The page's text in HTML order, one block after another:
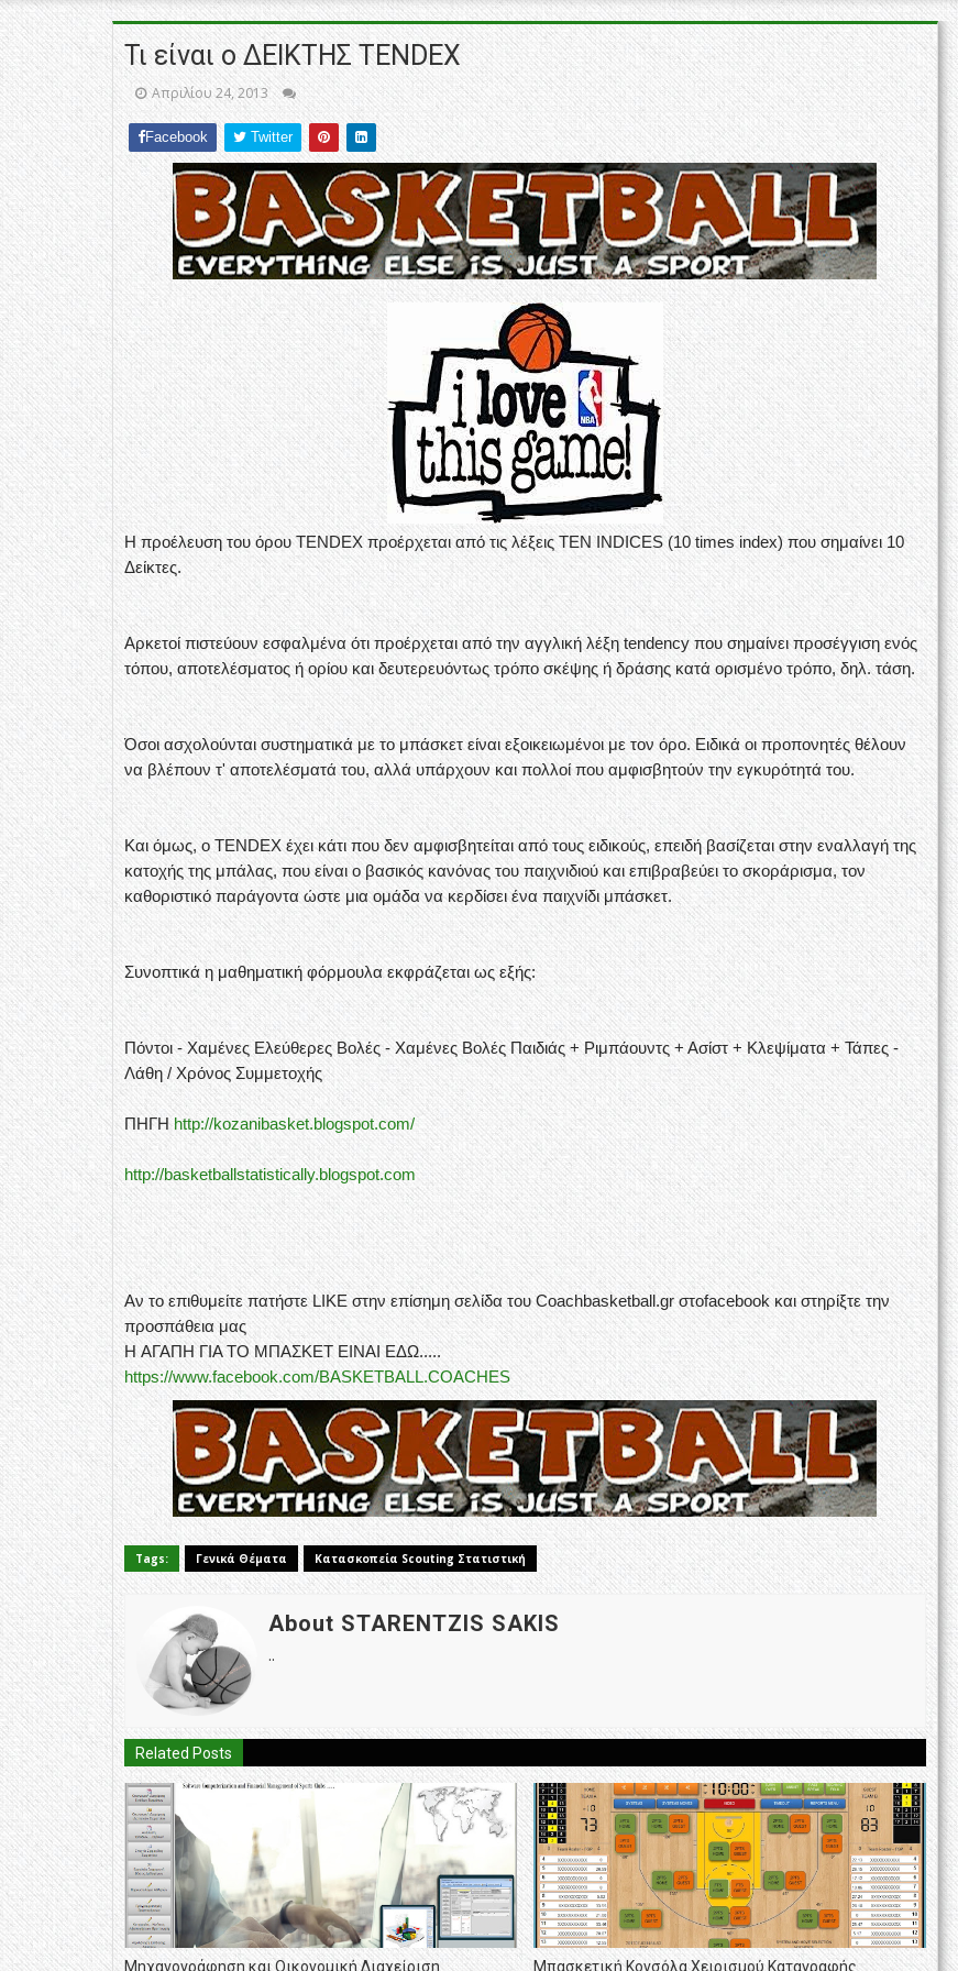
Τι είναι ο ΔΕΙΚΤΗΣ TENDEX
Απριλίου 24, 2013
Facebook Twitter
Η προέλευση του όρου TENDEX προέρχεται από τις λέξεις ΤΕΝ ΙΝDICES (10 times index) που σημαίνει 10
Δείκτες.
Αρκετοί πιστεύουν εσφαλμένα ότι προέρχεται από την αγγλική λέξη tendency που σημαίνει προσέγγιση ενός
τόπου, αποτελέσματος ή ορίου και δευτερευόντως τρόπο σκέψης ή δράσης κατά ορισμένο τρόπο, δηλ. τάση.
Όσοι ασχολούνται συστηματικά με το μπάσκετ είναι εξοικειωμένοι με τον όρο. Eιδικά οι προπονητές θέλουν
να βλέπουν τ' αποτελέσματά του, αλλά υπάρχουν και πολλοί που αμφισβητούν την εγκυρότητά του.
Kαι όμως, ο TENDEX έχει κάτι που δεν αμφισβητείται από τους ειδικούς, επειδή βασίζεται στην εναλλαγή της
κατοχής της μπάλας, που είναι ο βασικός κανόνας του παιχνιδιού και επιβραβεύει το σκοράρισμα, τον
καθοριστικό παράγοντα ώστε μια ομάδα να κερδίσει ένα παιχνίδι μπάσκετ.
Συνοπτικά η μαθηματική φόρμουλα εκφράζεται ως εξής:
Πόντοι - Χαμένες Ελεύθερες Βολές - Χαμένες Βολές Παιδιάς + Ριμπάουντς + Ασίστ + Κλεψίματα + Τάπες -
Λάθη / Χρόνος Συμμετοχής
ΠΗΓΗhttp://kozanibasket.blogspot.com/
http://basketballstatistically.blogspot.com
Αν το επιθυμείτε πατήστε LIKE στην επίσημη σελίδα του Coachbasketball.gr στοfacebook και στηρίξτε την
προσπάθεια μας
H ΑΓΑΠΗ ΓΙΑ ΤΟ ΜΠΑΣΚΕΤ ΕΙΝΑΙ ΕΔΩ.....
https://www.facebook.com/BASKETBALL.COACHES
Tags: Γενικά Θέματα Κατασκοπεία Scouting Στατιστική
About STARENTZIS SAKIS
..
Related Posts
Μηχανογράφηση και Οικονομική Διαχείριση
Μπασκετική Κονσόλα Χειρισμού Καταγραφής